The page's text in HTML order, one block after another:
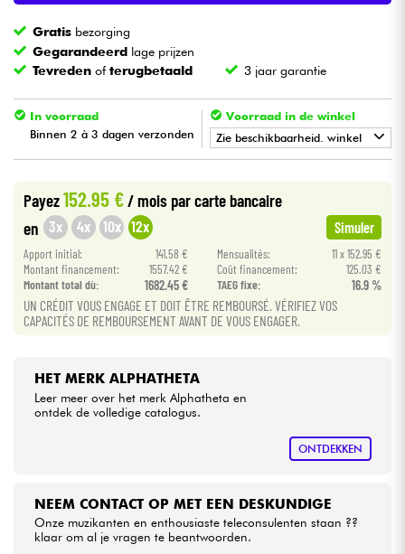
Blaasinstrument
Viool & Quatuor
Kinderen
Kabels & toebehoren
HiFi
Sets
Gratis bezorging
Gegarandeerd lage prijzen
Tevreden ofterugbetaald 3 jaar garantie
In voorraad
Binnen 2 à 3 dagen verzonden
Voorraad in de winkel
Zie beschikbaarheid. winkel
Payez152.95 € / mois par carte bancaire
en 3x 4x 10x 12x Simuler
Apport initial: 141.58 € Mensualités:
11 x 152.95 €
Montant financement:
1557.42 € Coût financement:
125.03 €
Montant total dù:
1682.45 € TAEG fixe: 16.9 %
UN CRÉDIT VOUS ENGAGE ET DOIT ÊTRE REMBOURSÉ. VÉRIFIEZ VOS
CAPACITÉS DE REMBOURSEMENT AVANT DE VOUS ENGAGER.
HET MERK ALPHATHETA
Leer meer over het merk Alphatheta en
ontdek de volledige catalogus.
ONTDEKKEN
NEEM CONTACT OP MET EEN DESKUNDIGE
Onze muzikanten en enthousiaste teleconsulenten staan ??
klaar om al je vragen te beantwoorden.